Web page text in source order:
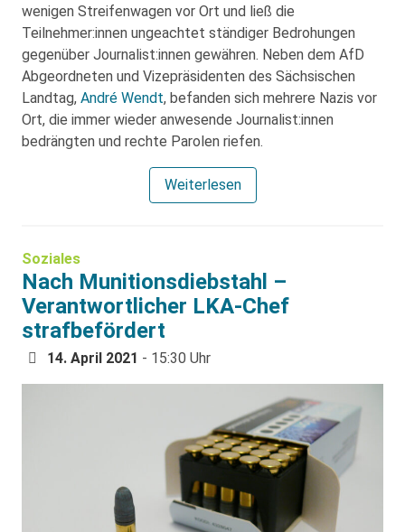
wenigen Streifenwagen vor Ort und ließ die
Teilnehmer:innen ungeachtet ständiger Bedrohungen
gegenüber Journalist:innen gewähren. Neben dem AfD
Abgeordneten und Vizepräsidenten des Sächsischen
Landtag, André Wendt, befanden sich mehrere Nazis vor
Ort, die immer wieder anwesende Journalist:innen
bedrängten und rechte Parolen riefen.
Weiterlesen
Soziales
Nach Munitionsdiebstahl –
Verantwortlicher LKA-Chef
strafbefördert
14. April 2021 - 15:30 Uhr